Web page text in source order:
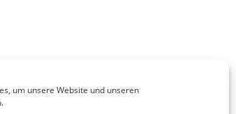
um unsere Website und unseren